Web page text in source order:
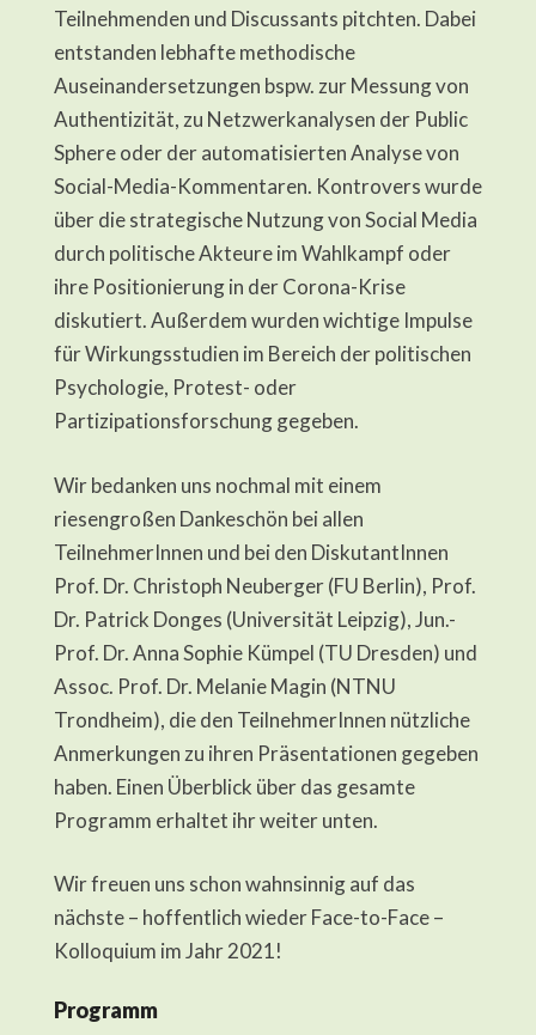
Teilnehmenden und Discussants pitchten. Dabei
entstanden lebhafte methodische
Auseinandersetzungen bspw. zur Messung von
Authentizität, zu Netzwerkanalysen der Public
Sphere oder der automatisierten Analyse von
Social-Media-Kommentaren. Kontrovers wurde
über die strategische Nutzung von Social Media
durch politische Akteure im Wahlkampf oder
ihre Positionierung in der Corona-Krise
diskutiert. Außerdem wurden wichtige Impulse
für Wirkungsstudien im Bereich der politischen
Psychologie, Protest- oder
Partizipationsforschung gegeben.
Wir bedanken uns nochmal mit einem
riesengroßen Dankeschön bei allen
TeilnehmerInnen und bei den DiskutantInnen
Prof. Dr. Christoph Neuberger (FU Berlin), Prof.
Dr. Patrick Donges (Universität Leipzig), Jun.-
Prof. Dr. Anna Sophie Kümpel (TU Dresden) und
Assoc. Prof. Dr. Melanie Magin (NTNU
Trondheim), die den TeilnehmerInnen nützliche
Anmerkungen zu ihren Präsentationen gegeben
haben. Einen Überblick über das gesamte
Programm erhaltet ihr weiter unten.
Wir freuen uns schon wahnsinnig auf das
nächste – hoffentlich wieder Face-to-Face –
Kolloquium im Jahr 2021!
Programm